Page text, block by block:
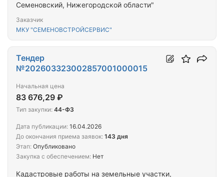
Семеновский, Нижегородской области"
Заказчик
МКУ "СЕМЕНОВСТРОЙСЕРВИС"
Кадастровые работы на земельные участки,
Тендер
№202603323002857001000015
Начальная цена
83 676,29 ₽
Тип закупки: 44-ФЗ
Дата публикации: 16.04.2026
До окончания приема заявок: 143 дня
Этап: Опубликовано
Закупка с обеспечением: Нет